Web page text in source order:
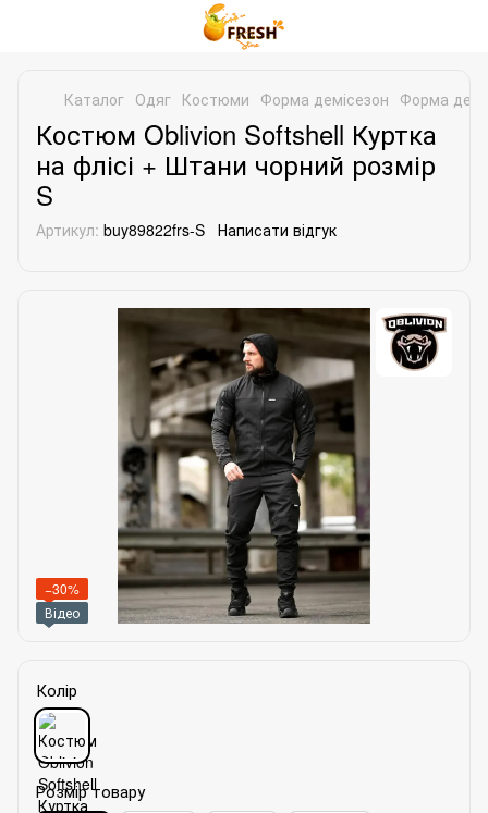
Каталог Одяг Костюми Форма демісезон Форма
Костюм Oblivion Softshell Куртка
на флісі + Штани чорний розмір
S
Артикул: buy89822frs-S Написати відгук
−30%
Відео
Колір
Розмір товару